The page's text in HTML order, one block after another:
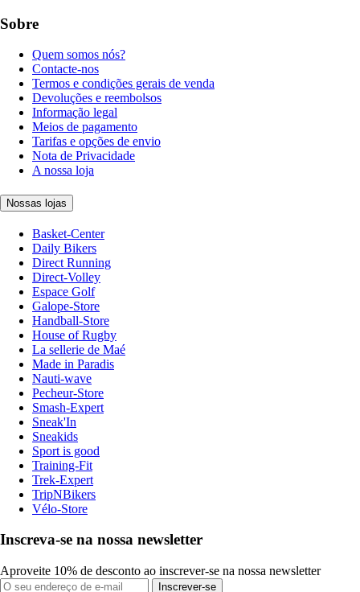
Sobre
Quem somos nós?
Contacte-nos
Termos e condições gerais de venda
Devoluções e reembolsos
Informação legal
Meios de pagamento
Tarifas e opções de envio
Nota de Privacidade
A nossa loja
Nossas lojas
Basket-Center
Daily Bikers
Direct Running
Direct-Volley
Espace Golf
Galope-Store
Handball-Store
House of Rugby
La sellerie de Maé
Made in Paradis
Nauti-wave
Pecheur-Store
Smash-Expert
Sneak'In
Sneakids
Sport is good
Training-Fit
Trek-Expert
TripNBikers
Vélo-Store
Inscreva-se na nossa newsletter
Aproveite 10% de desconto ao inscrever-se na nossa newsletter
Inscrever-se